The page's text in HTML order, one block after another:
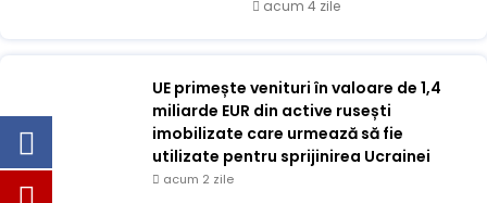
acum 4 zile
UE primește venituri în valoare de 1,4
miliarde EUR din active rusești
imobilizate care urmează să fie
utilizate pentru sprijinirea Ucrainei
acum 2 zile